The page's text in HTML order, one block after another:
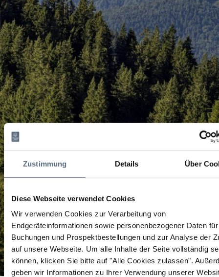
Zustimmung Details Über
Diese Webseite verwendet Cookies
Wir verwenden Cookies zur Verarbeitung von
Endgeräteinformationen sowie personenbezogener Daten
Buchungen und Prospektbestellungen und zur Analyse der
auf unsere Webseite. Um alle Inhalte der Seite vollständig
können, klicken Sie bitte auf "Alle Cookies zulassen".
geben wir Informationen zu Ihrer Verwendung unserer